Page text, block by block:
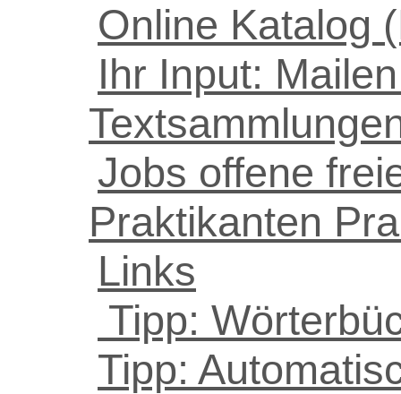
Online Katalog
Ihr Input:
Jobs offene
Praktikanten
Links
Tipp:
Tipp: